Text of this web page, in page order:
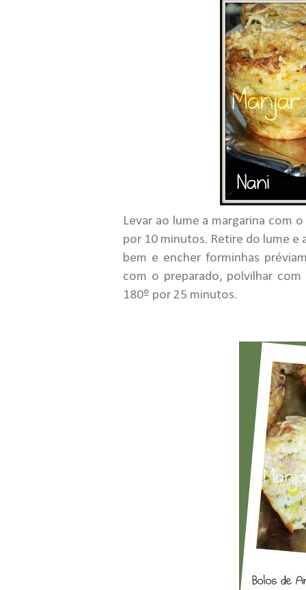
Levar ao lume a margarina com
por 10 minutos. Retire do lume
bem e encher forminhas
com o preparado, polvilhar
180º por 25 minutos.